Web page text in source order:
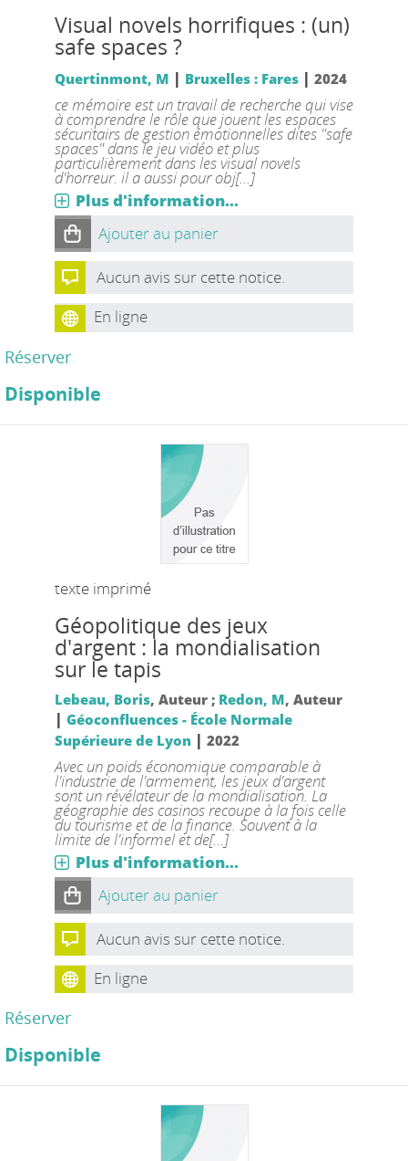
Visual novels horrifiques : (un)
safe spaces ?
Quertinmont, M | Bruxelles : Fares| 2024
ce mémoire est un travail de recherche qui vise
à comprendre le rôle que jouent les espaces
sécuritairs de gestion émotionnelles dites "safe
spaces" dans le jeu vidéo et plus
particulièrement dans les visual novels
d'horreur. il a aussi pour obj[...]
Plus d'information...
Ajouter au panier
Aucun avis sur cette notice.
En ligne
Réserver
Disponible
texte imprimé
Géopolitique des jeux
d'argent : la mondialisation
sur le tapis
Lebeau, Boris, Auteur ; Redon, M, Auteur
| Géoconfluences - École Normale
Supérieure de Lyon | 2022
Avec un poids économique comparable à
l'industrie de l'armement, les jeux d'argent
sont un révélateur de la mondialisation. La
géographie des casinos recoupe à la fois celle
du tourisme et de la finance. Souvent à la
limite de l'informel et de[...]
Plus d'information...
Ajouter au panier
Aucun avis sur cette notice.
En ligne
Réserver
Disponible